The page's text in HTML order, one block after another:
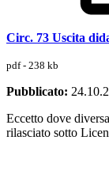
Circ. 73 Uscita
pdf - 238 kb
Pubblicato:
Eccetto dove
rilasciato sotto